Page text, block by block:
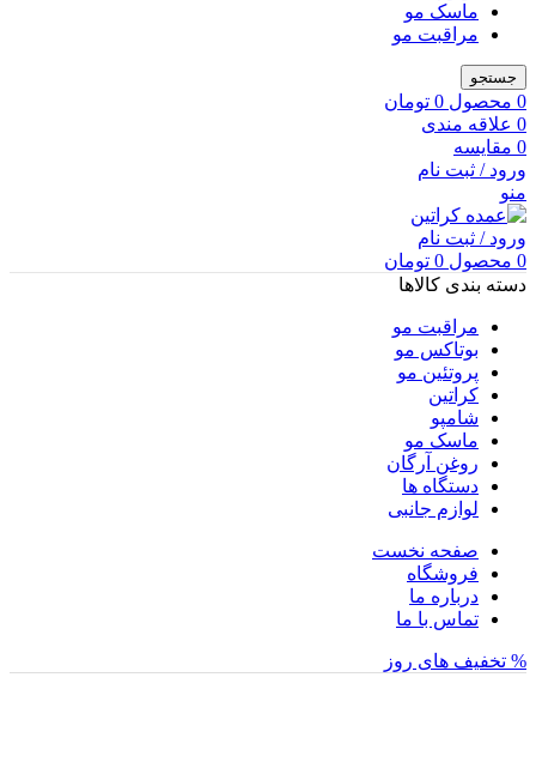
ماسک مو
مراقبت مو
جستجو
0 محصول 0 تومان
0 علاقه مندی
0 مقایسه
ورود / ثبت نام
منو
ورود / ثبت نام
0 محصول 0 تومان
دسته بندی کالاها
مراقبت مو
بوتاکس مو
پروتئین مو
کراتین
شامپو
ماسک مو
روغن آرگان
دستگاه ها
لوازم جانبی
صفحه نخست
فروشگاه
درباره ما
تماس با ما
% تخفیف های روز